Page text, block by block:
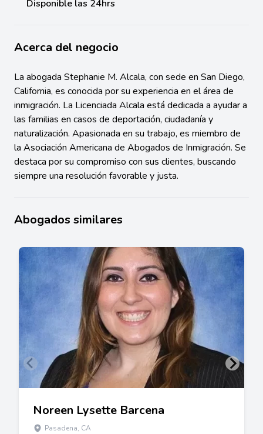
Disponible las 24hrs
Acerca del negocio
La abogada Stephanie M. Alcala, con sede en San Diego,
California, es conocida por su experiencia en el área de
inmigración. La Licenciada Alcala está dedicada a ayudar a
las familias en casos de deportación, ciudadanía y
naturalización. Apasionada en su trabajo, es miembro de
la Asociación Americana de Abogados de Inmigración. Se
destaca por su compromiso con sus clientes, buscando
siempre una resolución favorable y justa.
Abogados similares
Noreen Lysette Barcena
Pasadena, CA